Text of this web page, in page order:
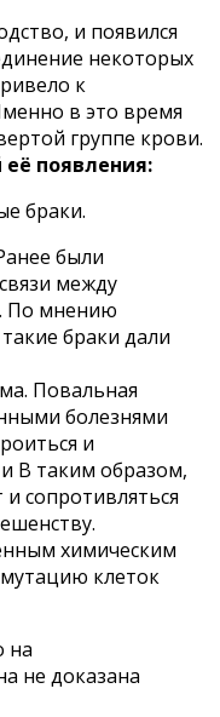
и появился
некоторых
к
в это время
группе крови.
её появления:
были
между
По мнению
браки дали
Повальная
болезнями
и
В таким образом,
сопротивляться
химическим
клеток
на
не доказана